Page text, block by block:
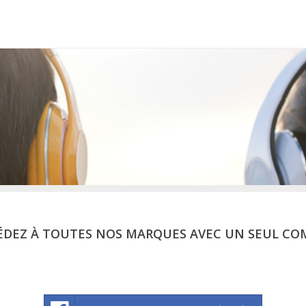
À TOUTES NOS MARQUES AVEC UN SEUL